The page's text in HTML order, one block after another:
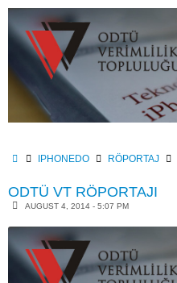
Skip
content
HOMEIPHONEDO RÖPORTAJ
ODTÜ VT RÖPORTAJI
AUGUST 4, 2014 - 5:07 PM